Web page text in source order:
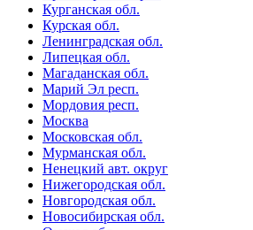
Курганская обл.
Курская обл.
Ленинградская обл.
Липецкая обл.
Магаданская обл.
Марий Эл респ.
Мордовия респ.
Москва
Московская обл.
Мурманская обл.
Ненецкий авт. округ
Нижегородская обл.
Новгородская обл.
Новосибирская обл.